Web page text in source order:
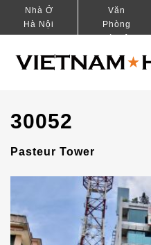
Nhà Ở
Hà Nội
Văn
Phòng
30052
Pasteur Tower